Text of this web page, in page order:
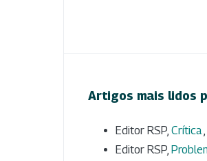
Artigos mais lidos
Editor RSP, Crítica,
Editor RSP,